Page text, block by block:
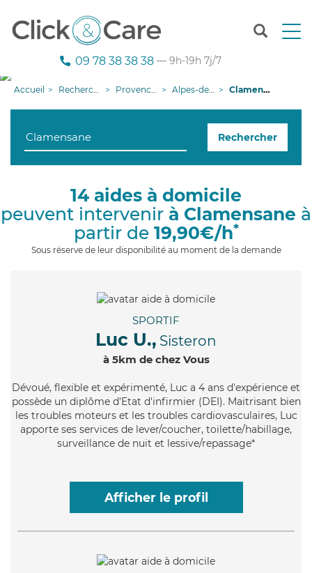
T
n
g
i
09 78 38 38 38 — 9h-19h 7j/7
Accueil Recherche aide à domicile Provence-Alpes-Côte d'Azur Alpes-de-Haute-Provence Clamensane
Rechercher
14 aides à domicile
peuvent intervenir à Clamensane à
partir de 19,90€/h*
Sous réserve de leur disponibilité au moment de la demande
SPORTIF
Luc U., Sisteron
à 5km de chez Vous
Dévoué, flexible et expérimenté, Luc a 4 ans d'expérience et
possède un diplôme d'Etat d'infirmier (DEI). Maitrisant bien
les troubles moteurs et les troubles cardiovasculaires, Luc
apporte ses services de lever/coucher, toilette/habillage,
surveillance de nuit et lessive/repassage*
Afficher le profil